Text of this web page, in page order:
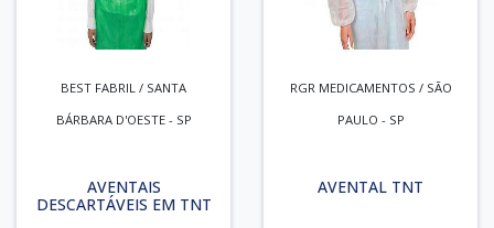
BEST FABRIL / SANTA
BÁRBARA D'OESTE - SP
AVENTAIS
DESCARTÁVEIS EM TNT
RGR MEDICAMENTOS / SÃO
PAULO - SP
AVENTAL TNT